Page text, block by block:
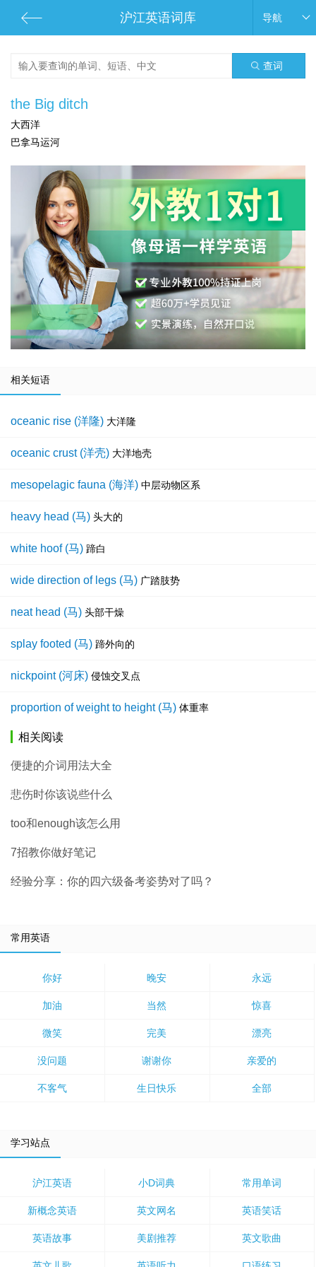
沪江英语词库 导航
查词
the Big ditch
大西洋
巴拿马运河
相关短语
oceanic rise (洋隆) 大洋隆
oceanic crust (洋壳) 大洋地壳
mesopelagic fauna (海洋) 中层动物区系
heavy head (马) 头大的
white hoof (马) 蹄白
wide direction of legs (马) 广踏肢势
neat head (马) 头部干燥
splay footed (马) 蹄外向的
nickpoint (河床) 侵蚀交叉点
proportion of weight to height (马) 体重率
相关阅读
便捷的介词用法大全
悲伤时你该说些什么
too和enough该怎么用
7招教你做好笔记
经验分享：你的四六级备考姿势对了吗？
常用英语
你好 晚安 永远
加油 当然 惊喜
微笑 完美 漂亮
没问题 谢谢你 亲爱的
不客气 生日快乐 全部
学习站点
沪江英语 小D词典 常用单词
新概念英语 英文网名 英语笑话
英语故事 美剧推荐 英文歌曲